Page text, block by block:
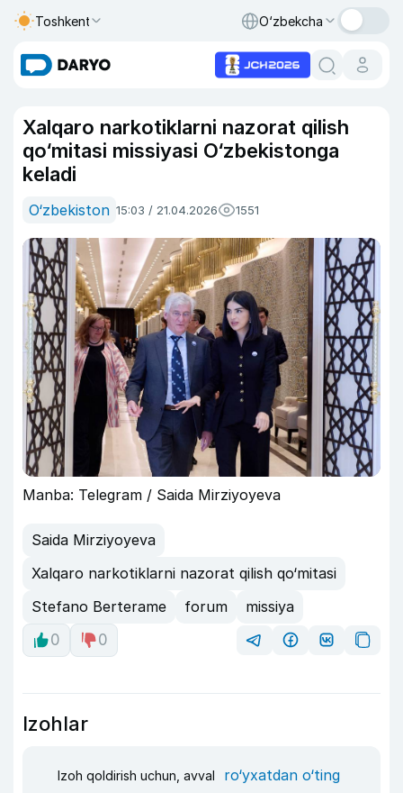
Toshkent O‘zbekcha
Xalqaro narkotiklarni nazorat qilish
qo‘mitasi missiyasi O‘zbekistonga
keladi
O‘zbekiston 15:03 / 21.04.2026 1551
Manba: Telegram / Saida Mirziyoyeva
Saida Mirziyoyeva
Xalqaro narkotiklarni nazorat qilish qo‘mitasi
Stefano Berterame
forum
missiya
0
0
Izohlar
Izoh qoldirish uchun, avval ro‘yxatdan o‘ting